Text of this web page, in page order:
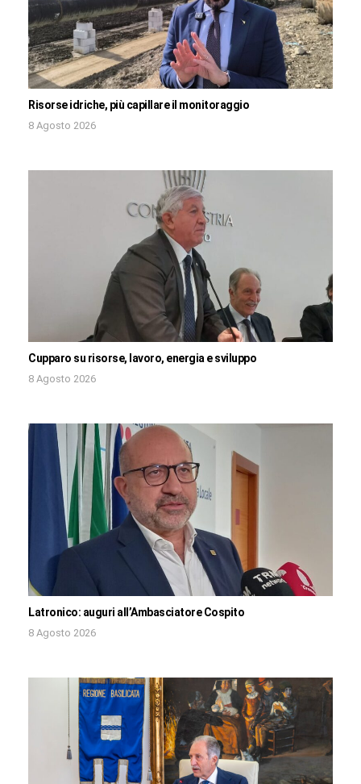
Risorse idriche, più capillare il monitoraggio
8 Agosto 2026
Cupparo su risorse, lavoro, energia e sviluppo
8 Agosto 2026
Latronico: auguri all’Ambasciatore Cospito
8 Agosto 2026